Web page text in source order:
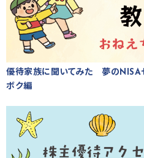
優待家族に聞いてみた 夢のNISA
ボク編